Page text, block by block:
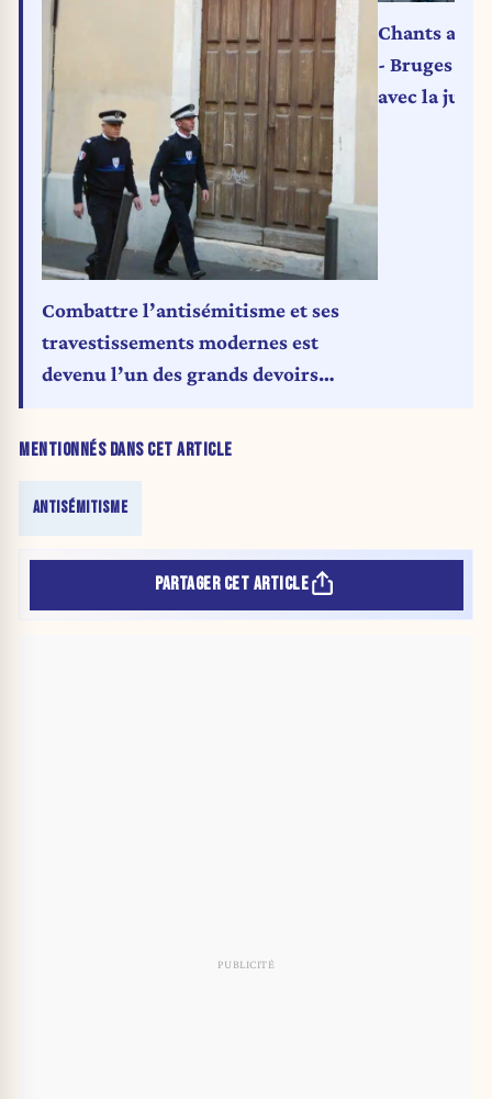
MENTIONNÉS DANS CET ARTICLE
ANTISÉMITISME
Combattre l’antisémitisme et ses
travestissements modernes est
devenu l’un des grands devoirs
Chants
- Bruges :
avec la
PARTAGER CET ARTICLE